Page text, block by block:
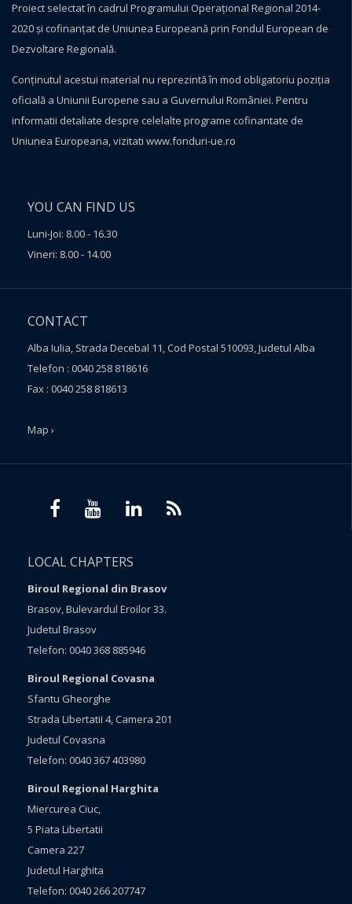
Proiect selectat în cadrul Programului Operațional Regional 2014-
2020 și cofinanțat de Uniunea Europeană prin Fondul European de
Dezvoltare Regională.
Conţinutul acestui material nu reprezintă în mod obligatoriu poziţia
oficială a Uniunii Europene sau a Guvernului României. Pentru
informatii detaliate despre celelalte programe cofinantate de
Uniunea Europeana, vizitati www.fonduri-ue.ro
YOU CAN FIND US
Luni-Joi: 8.00 - 16.30
Vineri: 8.00 - 14.00
CONTACT
Alba Iulia, Strada Decebal 11, Cod Postal 510093, Judetul Alba
Telefon : 0040 258 818616
Fax : 0040 258 818613
Map ›
LOCAL CHAPTERS
Biroul Regional din Brasov
Brasov, Bulevardul Eroilor 33.
Judetul Brasov
Telefon: 0040 368 885946
Biroul Regional Covasna
Sfantu Gheorghe
Strada Libertatii 4, Camera 201
Judetul Covasna
Telefon: 0040 367 403980
Biroul Regional Harghita
Miercurea Ciuc,
5 Piata Libertatii
Camera 227
Judetul Harghita
Telefon: 0040 266 207747